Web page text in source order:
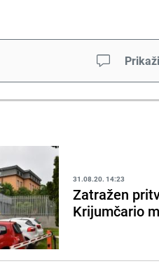
31.08.20. 14:23
Zatražen
Krijumčario